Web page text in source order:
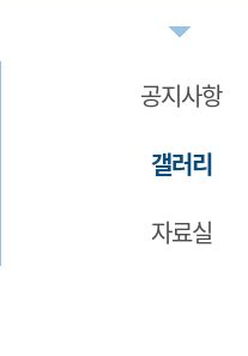
공지사항
갤러리
자료실